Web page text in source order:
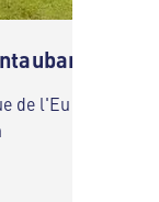
de l'Europe 82000